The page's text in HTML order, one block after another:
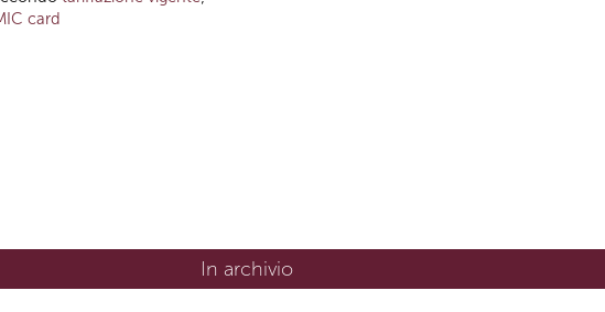
card
In archivio